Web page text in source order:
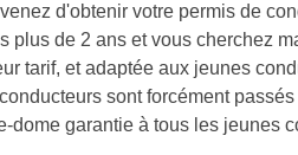
d'obtenir votre permis de
plus de 2 ans et vous cherchez
tarif, et adaptée aux jeunes
sont forcément
dome garantie à tous les jeunes